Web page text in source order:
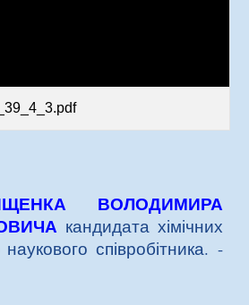
ВОЛОДИМИРА
кандидата хімічних
співробітника. -